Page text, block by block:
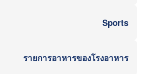
Sports
รายการอาหารของโรงอาหาร